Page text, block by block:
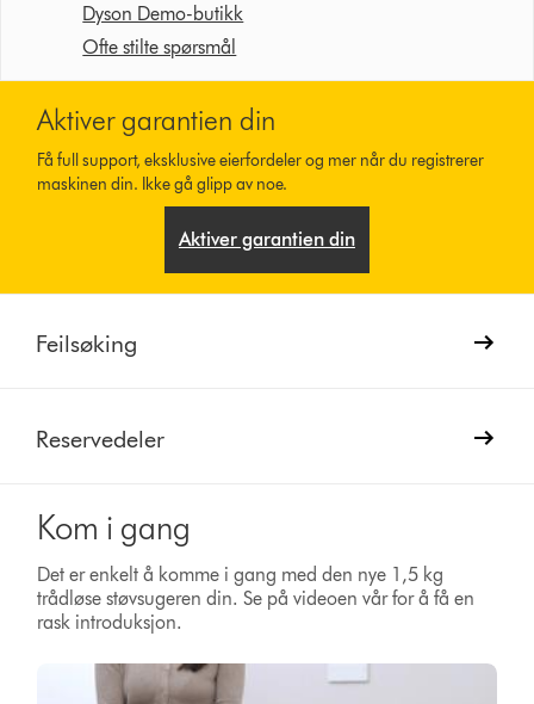
Dyson Demo-butikk
Ofte stilte spørsmål
Aktiver garantien din
Få full support, eksklusive eierfordeler og mer når du registrerer
maskinen din. Ikke gå glipp av noe.
Aktiver garantien din
Feilsøking
Reservedeler
Kom i gang
Det er enkelt å komme i gang med den nye 1,5 kg
trådløse støvsugeren din. Se på videoen vår for å få en
rask introduksjon.